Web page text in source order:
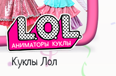
Куклы Лол